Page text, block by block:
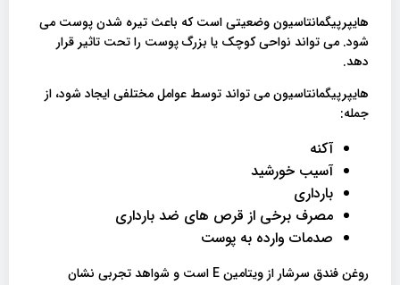
هایپرپیگمانتاسیون وضعیتی است که باعث تیره شدن پوست می
شود. می تواند نواحی کوچک یا بزرگ پوست را تحت تاثیر قرار
دهد.
هایپرپیگمانتاسیون می تواند توسط عوامل مختلفی ایجاد شود، از
جمله:
آکنه
آسیب خورشید
بارداری
مصرف برخی از قرص های ضد بارداری
صدمات وارده به پوست
روغن فندق سرشار از ویتامین E است و شواهد تجربی نشان